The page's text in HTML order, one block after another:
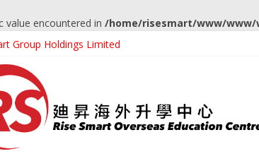
value encountered in /home/risesmart/www/www/
Group Holdings Limited